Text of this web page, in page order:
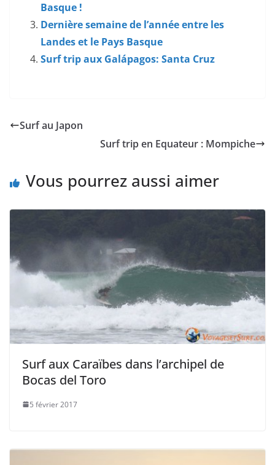
Basque !
Dernière semaine de l’année entre les
Landes et le Pays Basque
Surf trip aux Galápagos: Santa Cruz
Surf au Japon
Surf trip en Equateur : Mompiche
Vous pourrez aussi aimer
Surf aux Caraïbes dans l’archipel de
Bocas del Toro
5 février 2017